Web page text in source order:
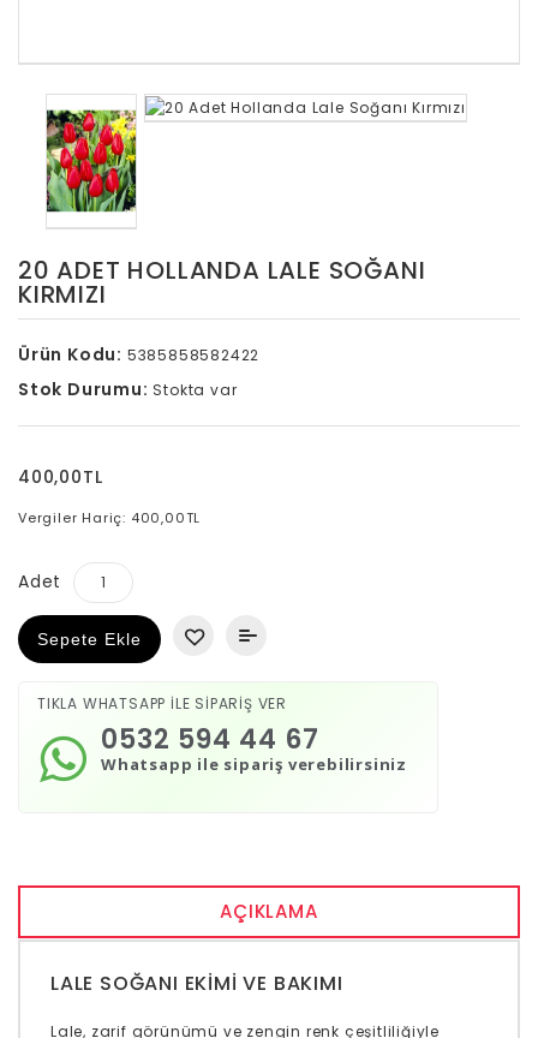
20 ADET HOLLANDA LALE SOĞANI
KIRMIZI
Ürün Kodu: 5385858582422
Stok Durumu: Stokta var
400,00TL
Vergiler Hariç: 400,00TL
Adet
Sepete Ekle
TIKLA WHATSAPP İLE SİPARİŞ VER
Whatsapp ile sipariş verebilirsiniz
0532 594 44 67
AÇIKLAMA
LALE SOĞANI EKIMI VE BAKIMI
Lale, zarif görünümü ve zengin renk çeşitliliğiyle